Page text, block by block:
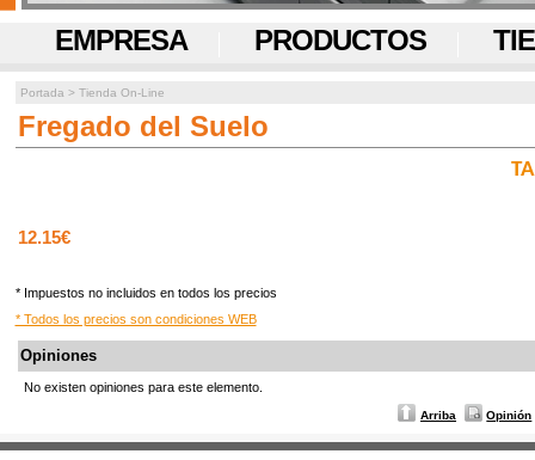
EMPRESA PRODUCTOS
Portada > Tienda On-Line
Fregado del Suelo
12.15€
* Impuestos no incluidos en todos los precios
* Todos los precios son condiciones WEB
Opiniones
No existen opiniones para este elemento.
Arriba Opinión